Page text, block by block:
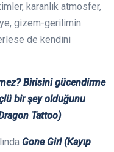
karanlık atmosfer,
gizem-gerilimin
de kendini
Birisini gücendirme
bir şey olduğunu
Tattoo)
Gone Girl (Kayıp